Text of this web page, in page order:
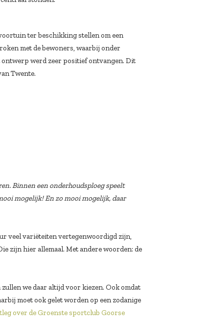
ter beschikking stellen om een
met de bewoners, waarbij onder
ontwerp werd zeer positief ontvangen. Dit
Twente.
Binnen een onderhoudsploeg speelt
mogelijk! En zo mooi mogelijk, daar
veel variëteiten vertegenwoordigd zijn,
zijn hier allemaal. Met andere woorden: de
we daar altijd voor kiezen. Ook omdat
moet ook gelet worden op een zodanige
over de Groenste sportclub Goorse